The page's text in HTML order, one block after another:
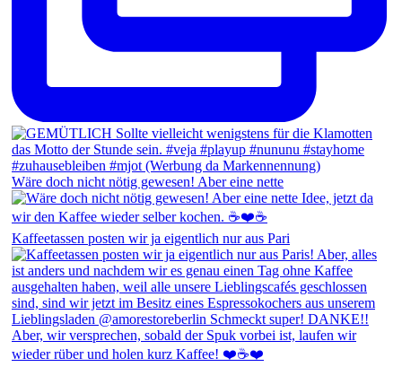
Wäre doch nicht nötig gewesen! Aber eine nette
Kaffeetassen posten wir ja eigentlich nur aus Pari